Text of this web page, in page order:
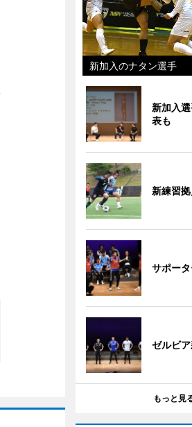
新加入のナタン選手
新加入
表も
新練習
サポー
ゼルビ
もっと見